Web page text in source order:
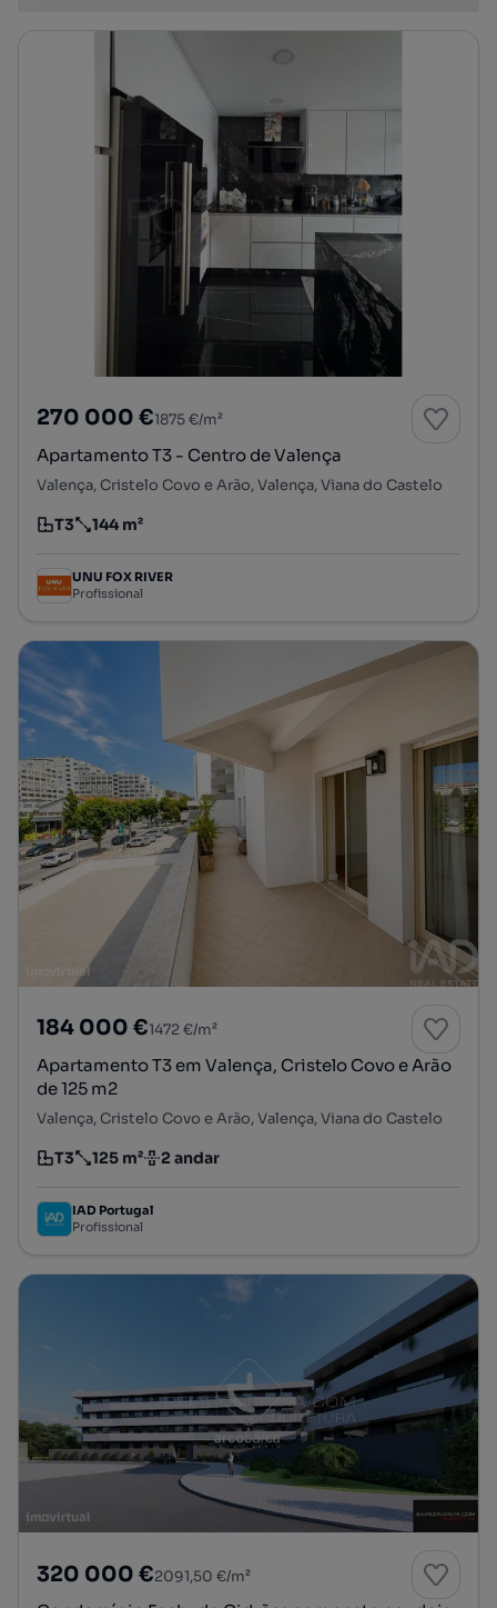
270 000 €1875 €/m²
Apartamento T3 - Centro de Valença
Valença, Cristelo Covo e Arão, Valença, Viana do Castelo
Tipologia
T3
Preço por metro quadrado
144 m²
UNU FOX RIVER
Profissional
184 000 €1472 €/m²
Apartamento T3 em Valença, Cristelo Covo e Arão
de 125 m2
Valença, Cristelo Covo e Arão, Valença, Viana do Castelo
Tipologia
T3
Preço por metro quadrado
125 m²
Andar 2 andar
IAD Portugal
Profissional
320 000 €2091,50 €/m²